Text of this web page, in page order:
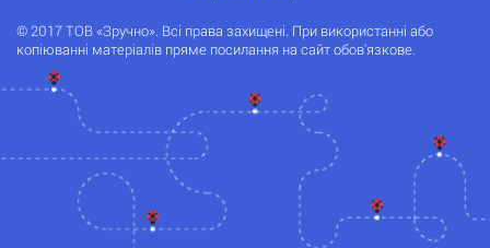
© 2017 ТОВ «Зручно». Всі права захищені. При використанні або
копіюванні матеріалів пряме посилання на сайт обов'язкове.